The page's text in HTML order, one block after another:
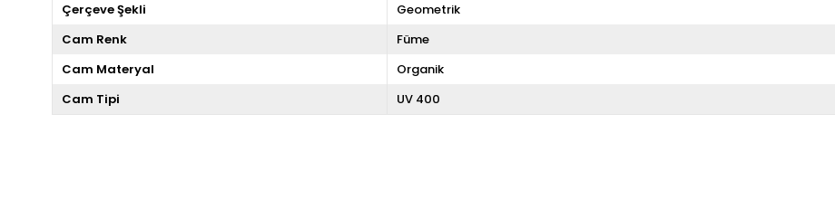
Çerçeve Şekli
Geometrik
Cam Renk
Füme
Cam Materyal
Organik
Cam Tipi
UV 400